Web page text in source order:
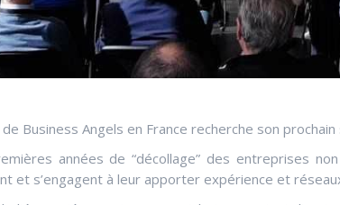
Business Angels en France recherche son
années de “décollage” des entreprises
et s’engagent à leur apporter expérience et